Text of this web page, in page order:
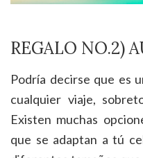
REGALO NO.2)
Podría decirse que es
cualquier viaje,
Existen muchas
que se adaptan a tú